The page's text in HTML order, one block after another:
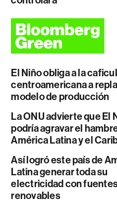
El Niño obliga a la
centroamericana a
modelo de producción
La ONU advierte que El
podría agravar el
América Latina y el
Así logró este país de
Latina generar toda su
electricidad con
renovables